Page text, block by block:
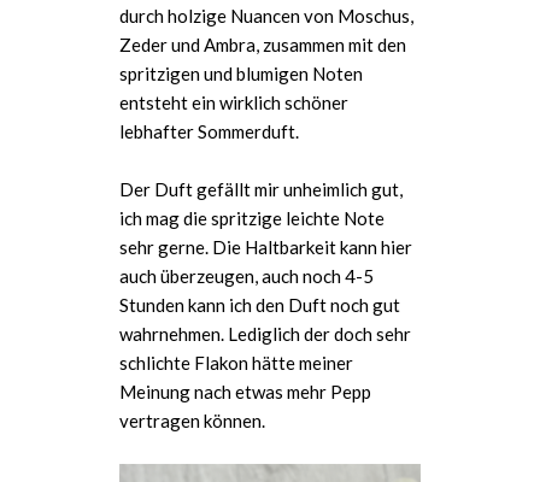
durch holzige Nuancen von Moschus,
Zeder und Ambra, zusammen mit den
spritzigen und blumigen Noten
entsteht ein wirklich schöner
lebhafter Sommerduft.
Der Duft gefällt mir unheimlich gut,
ich mag die spritzige leichte Note
sehr gerne. Die Haltbarkeit kann hier
auch überzeugen, auch noch 4-5
Stunden kann ich den Duft noch gut
wahrnehmen. Lediglich der doch sehr
schlichte Flakon hätte meiner
Meinung nach etwas mehr Pepp
vertragen können.